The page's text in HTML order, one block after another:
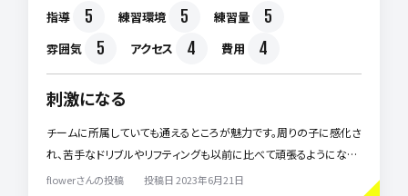
指導 5 練習環境 5 練習量 5
雰囲気 5 アクセス 4 費用 4
刺激になる
チームに所属していても通えるところが魅力です。周りの子に感化さ
れ、苦手なドリブルやリフティングも以前に比べて頑張るようになり
ました。動きっぱなしの1時間ですが、とても楽しそうに通っています。
flowerさんの投稿 投稿日 2023年6月21日